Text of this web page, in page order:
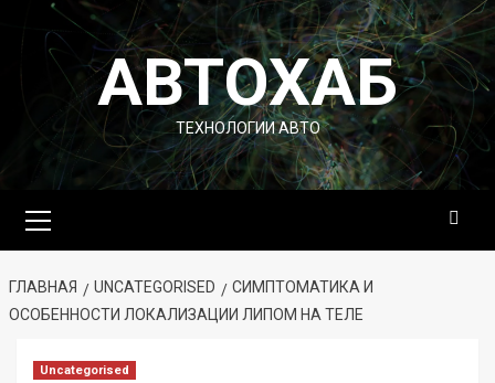
Перейти
содержимомуАВТОХАБ
ТЕХНОЛОГИИ АВТО
меню
ГЛАВНАЯ UNCATEGORISED
СИМПТОМАТИКА И
ОСОБЕННОСТИ ЛОКАЛИЗАЦИИ ЛИПОМ НА ТЕЛЕ
Uncategorised